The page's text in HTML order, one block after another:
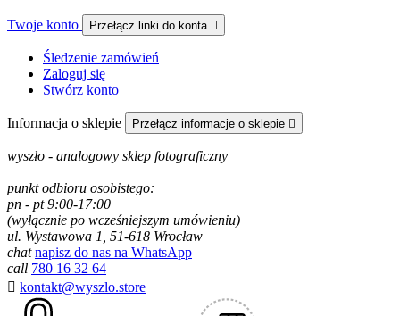
Twoje konto Przełącz linki do konta 
Śledzenie zamówień
Zaloguj się
Stwórz konto
Informacja o sklepie Przełącz informacje o sklepie 
wyszło - analogowy sklep fotograficzny
punkt odbioru osobistego:
pn - pt 9:00-17:00
(wyłącznie po wcześniejszym umówieniu)
ul. Wystawowa 1, 51-618 Wrocław
chat napisz do nas na WhatsApp
call 780 16 32 64
 kontakt@wyszlo.store